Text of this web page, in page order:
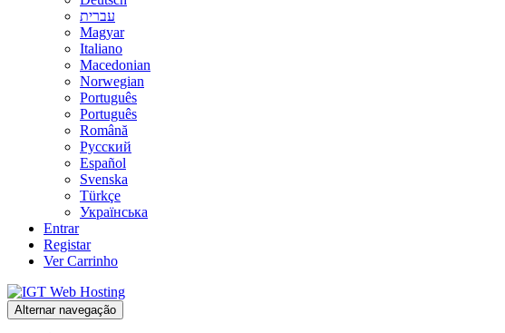
עברית
Magyar
Italiano
Macedonian
Norwegian
Português
Português
Română
Русский
Español
Svenska
Türkçe
Українська
Entrar
Registar
Ver Carrinho
Alternar navegação